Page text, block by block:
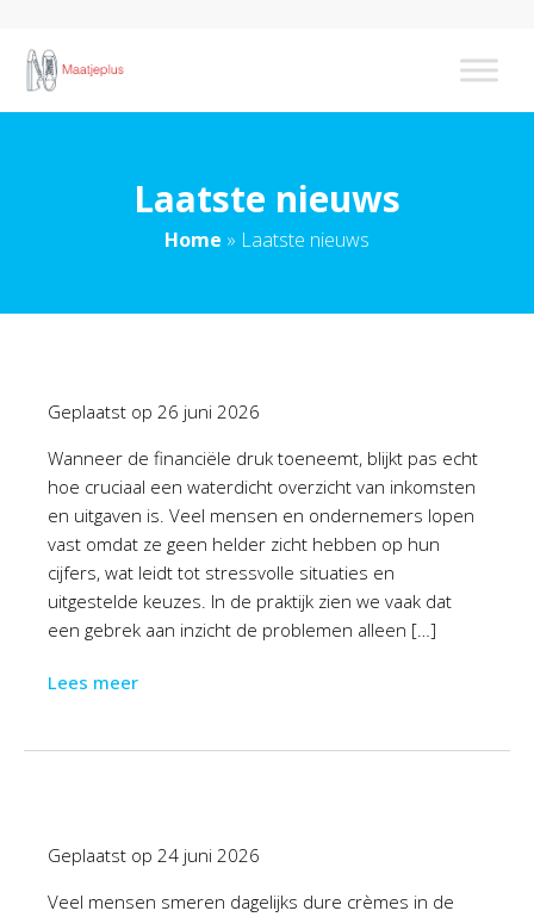
Laatste nieuws
Home » Laatste nieuws
Geplaatst op 26 juni 2026
Wanneer de financiële druk toeneemt, blijkt pas echt
hoe cruciaal een waterdicht overzicht van inkomsten
en uitgaven is. Veel mensen en ondernemers lopen
vast omdat ze geen helder zicht hebben op hun
cijfers, wat leidt tot stressvolle situaties en
uitgestelde keuzes. In de praktijk zien we vaak dat
een gebrek aan inzicht de problemen alleen […]
Lees meer
Geplaatst op 24 juni 2026
Veel mensen smeren dagelijks dure crèmes in de